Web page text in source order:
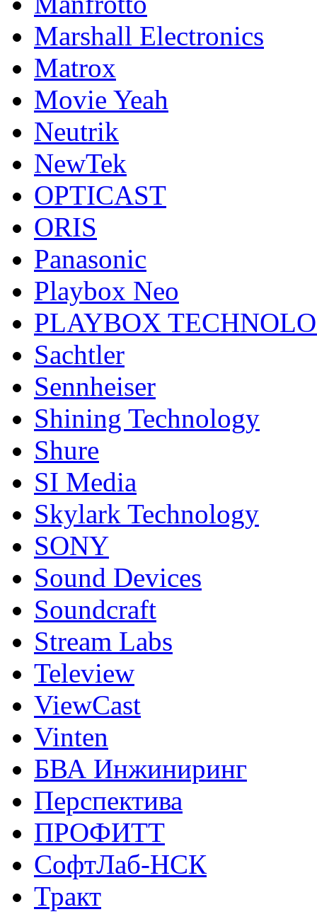
Marshall Electronics
Matrox
Movie Yeah
Neutrik
NewTek
OPTICAST
ORIS
Panasonic
Playbox Neo
PLAYBOX
Sachtler
Sennheiser
Shining Technology
Shure
SI Media
Skylark Technology
SONY
Sound Devices
Soundcraft
Stream Labs
Teleview
ViewCast
Vinten
БВА Инжиниринг
Перспектива
ПРОФИТТ
СофтЛаб-НСК
Тракт